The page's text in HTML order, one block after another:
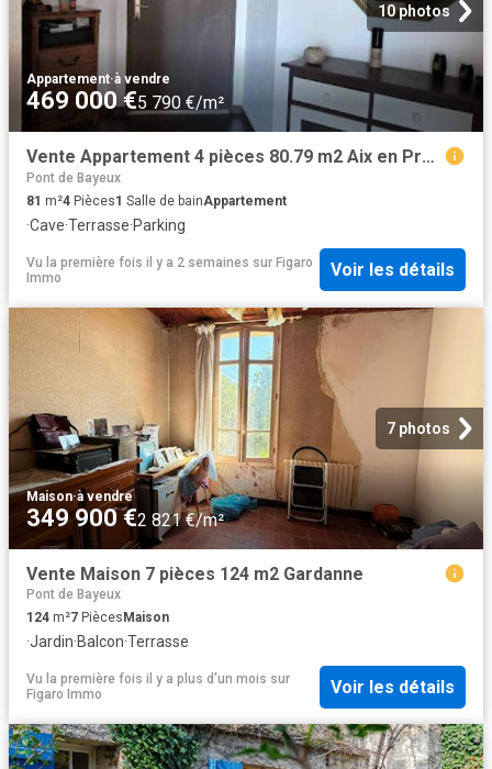
10 photos
Appartement·à vendre
469 000 €5 790 €/m²
Vente Appartement 4 pièces 80.79 m2 Aix en Provence
Pont de Bayeux
81 m²4 Pièces1 Salle de bainAppartement
·Cave·Terrasse·Parking
Vu la première fois il y a 2 semaines sur Figaro
Immo
Voir les détails
7 photos
Maison·à vendre
349 900 €2 821 €/m²
Vente Maison 7 pièces 124 m2 Gardanne
Pont de Bayeux
124 m²7 Pièces Maison
·Jardin·Balcon·Terrasse
Vu la première fois il y a plus d'un mois sur
Figaro Immo
Voir les détails